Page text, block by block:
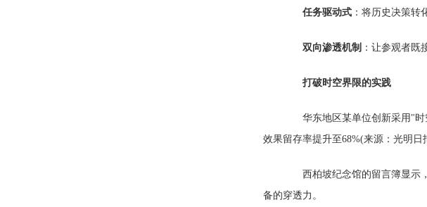
任务驱动式 ：将历史决策转
双向渗透机制 ：让参观者既
打破时空界限的实践
华东地区某单位创新采用"时
效果留存率提升至68%(来源：光明日
西柏坡纪念馆的留言簿显示，
备的穿透力。